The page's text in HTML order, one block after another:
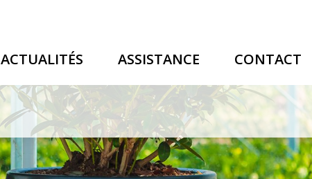
ACTUALITÉS ASSISTANCE CONTACT